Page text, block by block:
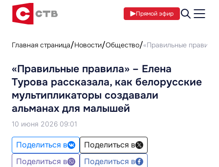
Прямой эфир
Главная страница Новости Общество «Правильные
«Правильные правила» – Елена
Турова рассказала, как белорусские
мультипликаторы создавали
альманах для малышей
10 июня 2026 09:01
Поделиться в
Поделиться в
Поделиться в
Поделиться в